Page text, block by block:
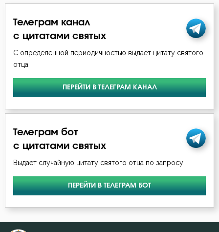
Самомнение
Священники
Смерть
Смирение
Созерцание
Сокрушение
Спасение
Страсть
Целомудрие
Телеграм канал
с цитатами святых
С определенной периодичностью выдает цитату святого
отца
ПЕРЕЙТИ В ТЕЛЕГРАМ КАНАЛ
Телеграм бот
с цитатами святых
Выдает случайную цитату святого отца по запросу
ПЕРЕЙТИ В ТЕЛЕГРАМ БОТ